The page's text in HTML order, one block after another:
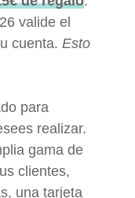
valide el
cuenta. Esto
para
realizar.
gama de
clientes,
una tarjeta